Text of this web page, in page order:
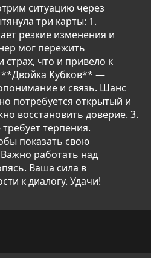
ситуацию через
три карты: 1.
резкие изменения и
мог пережить
страх, что и привело к
**Двойка Кубков** —
и связь. Шанс
потребуется открытый и
восстановить доверие. 3.
терпения.
показать свою
работать над
Ваша сила в
к диалогу. Удачи!